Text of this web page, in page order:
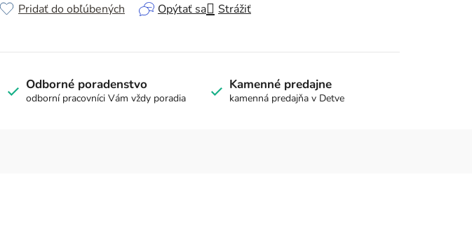
Opýtať sa Strážiť
Pridať do obľúbených
Odborné poradenstvo
odborní pracovníci Vám vždy poradia
Kamenné predajne
kamenná predajňa v Detve